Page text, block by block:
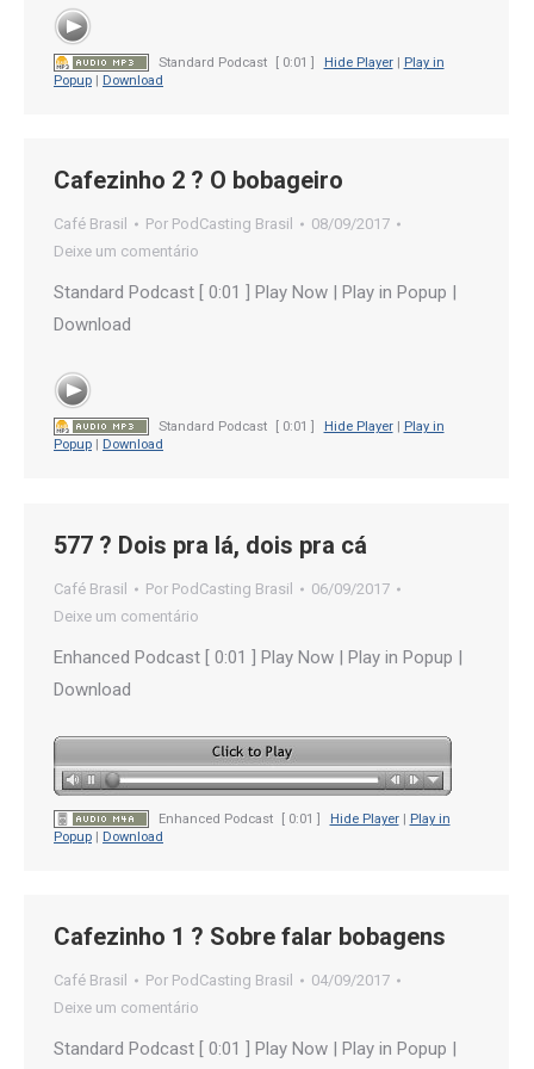
Standard Podcast [ 0:01 ] Hide Player| Play in
Popup
Download
Cafezinho 2 ? O bobageiro
Café Brasil Por PodCasting Brasil
08/09/2017
Deixe um comentário
Standard Podcast [ 0:01 ] Play Now | Play in Popup |
Download
Standard Podcast [ 0:01 ] Hide Player| Play in
Popup
Download
577 ? Dois pra lá, dois pra cá
Café Brasil Por PodCasting Brasil
06/09/2017
Deixe um comentário
Enhanced Podcast [ 0:01 ] Play Now | Play in Popup |
Download
Enhanced Podcast [ 0:01 ] Hide Player| Play in
Popup
Download
Cafezinho 1 ? Sobre falar bobagens
Café Brasil Por PodCasting Brasil
04/09/2017
Deixe um comentário
Standard Podcast [ 0:01 ] Play Now | Play in Popup |